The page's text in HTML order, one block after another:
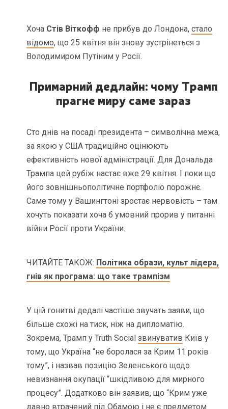
Хоча Стів Віткофф не прибув до Лондона,стало
відомо, що 25 квітня він знову зустрінеться з
Володимиром Путіним у Росії.
Примарний дедлайн: чому Трамп
прагне миру саме зараз
Сто днів на посаді президента – символічна межа,
за якою у США традиційно оцінюють
ефективність нової адміністрації. Для Дональда
Трампа цей рубіж настає вже 29 квітня. І поки що
його зовнішньополітичне портфоліо порожнє.
Саме тому у Вашингтоні зростає нервовість – там
хочуть показати хоча б умовний прорив у питанні
війни Росії проти України.
ЧИТАЙТЕ ТАКОЖ: Політика образи, культ лідера,
гнів як програма: що таке трампізм
У цій гонитві дедалі частіше звучать заяви, що
більше схожі на тиск, ніж на дипломатію.
Зокрема, Трамп у Truth Socialзвинуватив Київ у
тому, що Україна “не боролася за Крим 11 років
тому”, і назвав позицію Зеленського щодо
невизнання окупації “шкідливою для мирного
процесу”. Додатково він заявив, що “Крим уже
давно втрачений під Обамою і не є предметом